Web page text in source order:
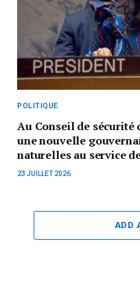
POLITIQUE
Au Conseil de sécurité
une nouvelle
naturelles au service
23 JUILLET 2026
ADD